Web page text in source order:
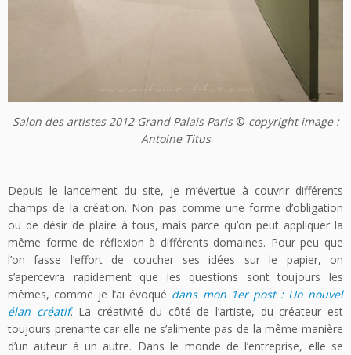
Salon des artistes 2012 Grand Palais Paris© copyright image :
Antoine Titus
Depuis le lancement du site, je m’évertue à couvrir différents
champs de la création. Non pas comme une forme d’obligation
ou de désir de plaire à tous, mais parce qu’on peut appliquer la
même forme de réflexion à différents domaines. Pour peu que
l’on fasse l’effort de coucher ses idées sur le papier, on
s’apercevra rapidement que les questions sont toujours les
mêmes, comme je l’ai évoqué dans mon 1er post : Un nouvel
élan créatif. La créativité du côté de l’artiste, du créateur est
toujours prenante car elle ne s’alimente pas de la même manière
d’un auteur à un autre. Dans le monde de l’entreprise, elle se